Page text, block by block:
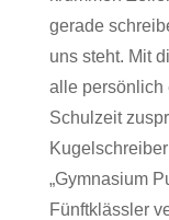
gerade
uns steht. Mit
alle persönlich
Schulzeit
„Gymnasium
Fünftklässler